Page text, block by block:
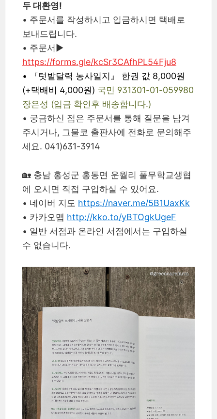
두 대환영!
• 주문서를 작성하시고 입금하시면 택배로
보내드립니다.
• 주문서▶︎
https://forms.gle/kcSr3CAfhPL54Fju8
• 『텃밭달력 농사일지』 한권 값 8,000원
(+택배비 4,000원) 국민 931301-01-059980
장은성 (입금 확인후 배송합니다.)
• 궁금하신 점은 주문서를 통해 질문을 남겨
주시거나, 그물코 출판사에 전화로 문의해주
세요. 041)631-3914
🏡 충남 홍성군 홍동면 운월리 풀무학교생협
에 오시면 직접 구입하실 수 있어요.
• 네이버 지도 https://naver.me/5B1UaxKk
• 카카오맵 http://kko.to/yBTOgkUgeF
• 일반 서점과 온라인 서점에서는 구입하실
수 없습니다.